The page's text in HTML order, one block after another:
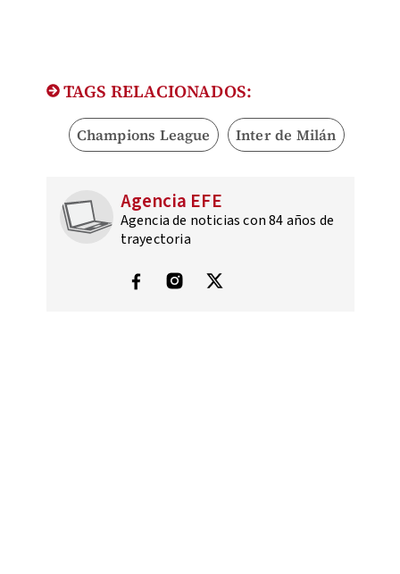
TAGS RELACIONADOS:
Champions League Inter de Milán
Agencia EFE
Agencia de noticias con 84 años de
trayectoria